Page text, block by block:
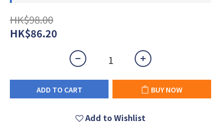
HK$98.00
HK$86.20
ADD TO CART BUY NOW
Add to Wishlist